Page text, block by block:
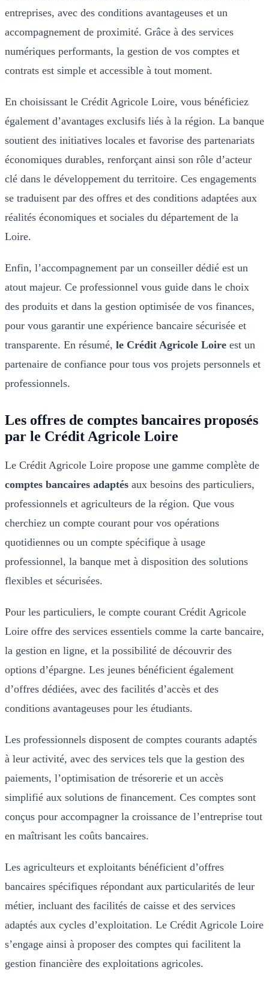
entreprises, avec des conditions avantageuses et un
accompagnement de proximité. Grâce à des services
numériques performants, la gestion de vos comptes et
contrats est simple et accessible à tout moment.
En choisissant le Crédit Agricole Loire, vous bénéficiez
également d’avantages exclusifs liés à la région. La banque
soutient des initiatives locales et favorise des partenariats
économiques durables, renforçant ainsi son rôle d’acteur
clé dans le développement du territoire. Ces engagements
se traduisent par des offres et des conditions adaptées aux
réalités économiques et sociales du département de la
Loire.
Enfin, l’accompagnement par un conseiller dédié est un
atout majeur. Ce professionnel vous guide dans le choix
des produits et dans la gestion optimisée de vos finances,
pour vous garantir une expérience bancaire sécurisée et
transparente. En résumé, le Crédit Agricole Loire est un
partenaire de confiance pour tous vos projets personnels et
professionnels.
Les offres de comptes bancaires proposés
par le Crédit Agricole Loire
Le Crédit Agricole Loire propose une gamme complète de
comptes bancaires adaptés aux besoins des particuliers,
professionnels et agriculteurs de la région. Que vous
cherchiez un compte courant pour vos opérations
quotidiennes ou un compte spécifique à usage
professionnel, la banque met à disposition des solutions
flexibles et sécurisées.
Pour les particuliers, le compte courant Crédit Agricole
Loire offre des services essentiels comme la carte bancaire,
la gestion en ligne, et la possibilité de découvrir des
options d’épargne. Les jeunes bénéficient également
d’offres dédiées, avec des facilités d’accès et des
conditions avantageuses pour les étudiants.
Les professionnels disposent de comptes courants adaptés
à leur activité, avec des services tels que la gestion des
paiements, l’optimisation de trésorerie et un accès
simplifié aux solutions de financement. Ces comptes sont
conçus pour accompagner la croissance de l’entreprise tout
en maîtrisant les coûts bancaires.
Les agriculteurs et exploitants bénéficient d’offres
bancaires spécifiques répondant aux particularités de leur
métier, incluant des facilités de caisse et des services
adaptés aux cycles d’exploitation. Le Crédit Agricole Loire
s’engage ainsi à proposer des comptes qui facilitent la
gestion financière des exploitations agricoles.